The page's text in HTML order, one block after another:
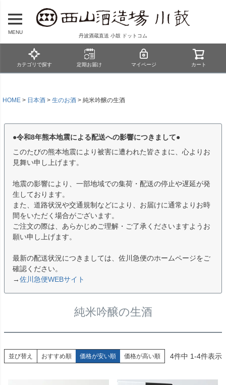
MENU
丹波酒蔵直送 小鼓 ドットコム
カテゴリで探す 定期お届け マイページ カート
HOME 日本酒 生のお酒 純米吟醸の生酒
●令和8年熊本地震による配送への影響につきまして●
このたびの熊本地震により被害に遭われた皆さまに、心よりお
見舞い申し上げます。
地震の影響により、一部地域での集荷・配送の停止や遅延が発
生しております。
また、道路状況や交通規制などにより、お届けに通常よりお時
間をいただく場合がございます。
ご注文の際は、あらかじめご理解・ご了承くださいますようお
願い申し上げます。
最新の配送状況につきましては、佐川急便のホームページをご
確認ください。
→佐川急便WEBサイト
純米吟醸の生酒
並び替え おすすめ順 価格が安い順 価格が高い順 4件中 1-4件表示